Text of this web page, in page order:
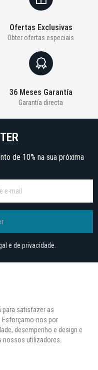
Ofertas Exclusivas
Obter ofertas especiais
36 Meses Garantía
Garantía directa
de 10% na sua próxima
e de privacidade.
para satisfazer as
Esforçamo-nos por
desempenho e design e
nossos utilizadores.